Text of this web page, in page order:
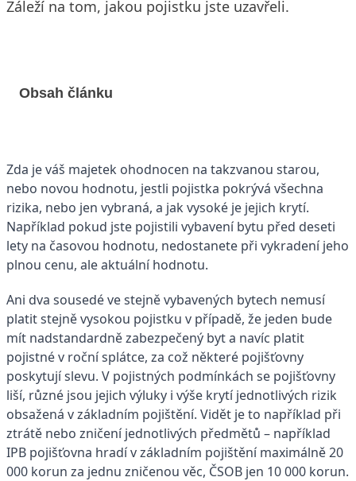
Záleží na tom, jakou pojistku jste uzavřeli.
Obsah článku
Zda je váš majetek ohodnocen na takzvanou starou,
nebo novou hodnotu, jestli pojistka pokrývá všechna
rizika, nebo jen vybraná, a jak vysoké je jejich krytí.
Například pokud jste pojistili vybavení bytu před deseti
lety na časovou hodnotu, nedostanete při vykradení jeho
plnou cenu, ale aktuální hodnotu.
Ani dva sousedé ve stejně vybavených bytech nemusí
platit stejně vysokou pojistku v případě, že jeden bude
mít nadstandardně zabezpečený byt a navíc platit
pojistné v roční splátce, za což některé pojišťovny
poskytují slevu. V pojistných podmínkách se pojišťovny
liší, různé jsou jejich výluky i výše krytí jednotlivých rizik
obsažená v základním pojištění. Vidět je to například při
ztrátě nebo zničení jednotlivých předmětů – například
IPB pojišťovna hradí v základním pojištění maximálně 20
000 korun za jednu zničenou věc, ČSOB jen 10 000 korun.